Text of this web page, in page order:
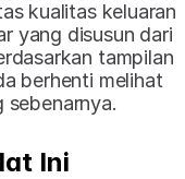
kualitas keluaran
yang disusun dari
tampilan
berhenti melihat
sebenarnya.
Ini